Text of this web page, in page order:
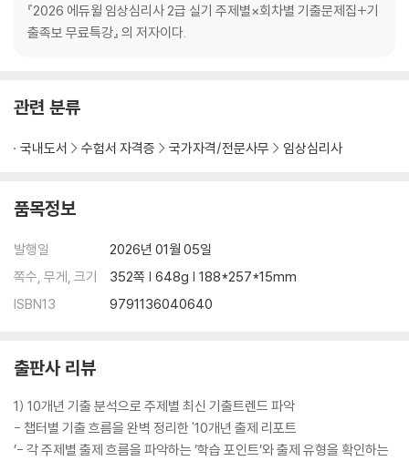
『2026 에듀윌 임상심리사 2급 실기 주제별×회차별 기출문제집+기
출족보 무료특강』 의 저자이다.
관련 분류
국내도서 수험서 자격증 국가자격/전문사무 임상심리사
품목정보
발행일
2026년 01월 05일
쪽수, 무게, 크기
352쪽 | 648g | 188*257*15mm
ISBN13
9791136040640
출판사 리뷰
1) 10개년 기출 분석으로 주제별 최신 기출트렌드 파악
- 챕터별 기출 흐름을 완벽 정리한 '10개년 출제 리포트
’- 각 주제별 출제 흐름을 파악하는 ’학습 포인트’와 출제 유형을 확인하는